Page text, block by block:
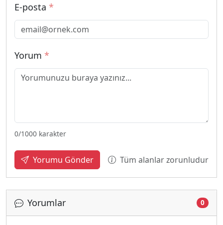
E-posta *
Yorum *
0/1000 karakter
Yorumu Gönder Tüm alanlar zorunludur
Yorumlar 0